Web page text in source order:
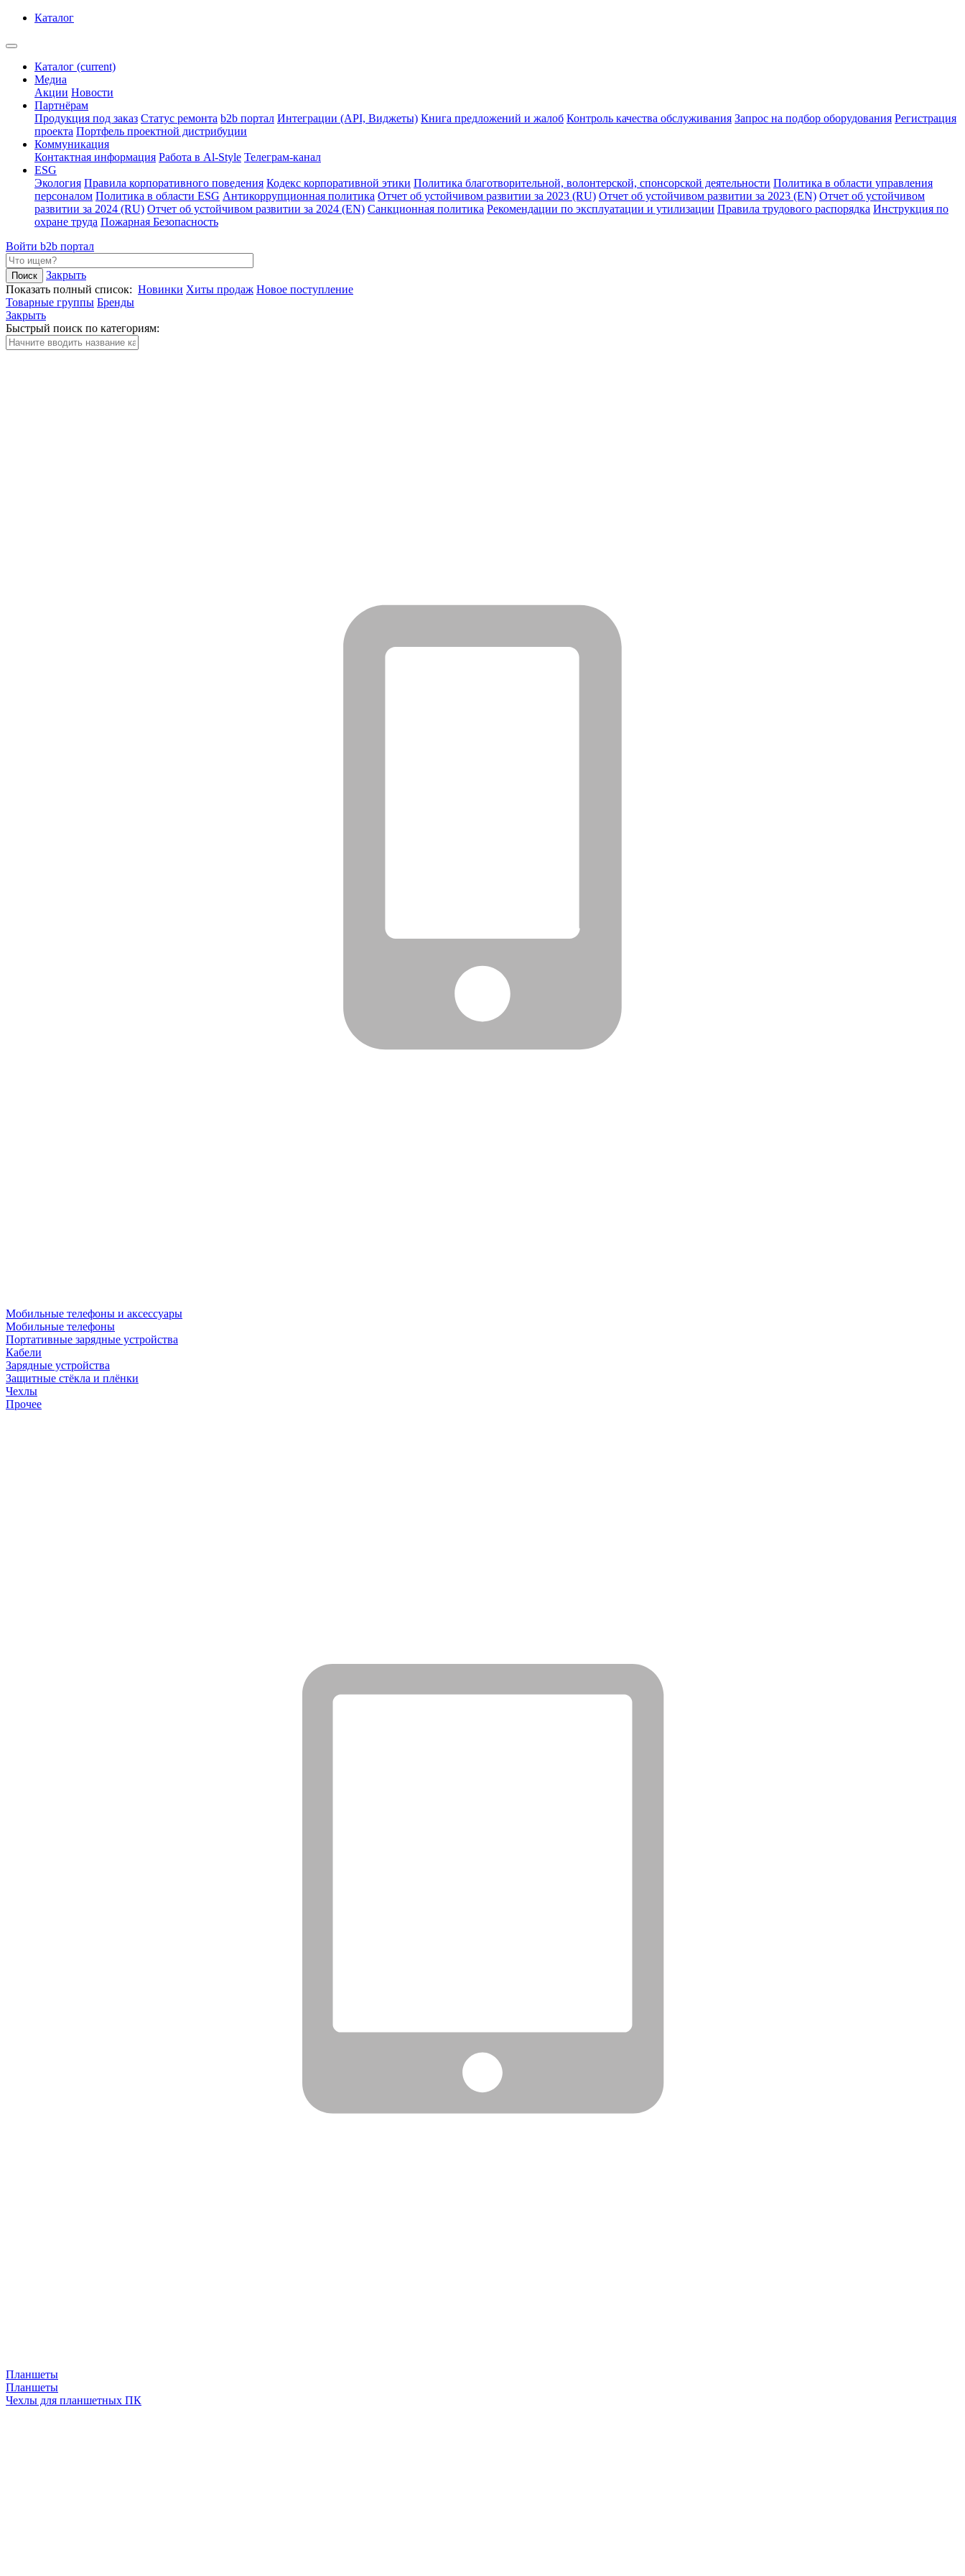
Каталог
Каталог (current)
Медиа
Акции Новости
Партнёрам
Продукция под заказ Статус ремонта b2b портал Интеграции (API, Виджеты) Книга предложений и жалоб Контроль качества обслуживания Запрос на подбор оборудования Регистрация
проекта Портфель проектной дистрибуции
Коммуникация
Контактная информация Работа в Al-Style Телеграм-канал
ESG
Экология Правила корпоративного поведения Кодекс корпоративной этики Политика благотворительной, волонтерской, спонсорской деятельности Политика в области управления
персоналом Политика в области ESG Антикоррупционная политика Отчет об устойчивом развитии за 2023 (RU) Отчет об устойчивом развитии за 2023 (EN) Отчет об устойчивом
развитии за 2024 (RU) Отчет об устойчивом развитии за 2024 (EN) Санкционная политика Рекомендации по эксплуатации и утилизации Правила трудового распорядка Инструкция по
охране труда Пожарная Безопасность
Войти b2b портал
Закрыть
Показать полный список: Новинки Хиты продаж Новое поступление
Товарные группы Бренды
Закрыть
Быстрый поиск по категориям:
Мобильные телефоны и аксессуары
Мобильные телефоны
Портативные зарядные устройства
Кабели
Зарядные устройства
Защитные стёкла и плёнки
Чехлы
Прочее
Планшеты
Планшеты
Чехлы для планшетных ПК